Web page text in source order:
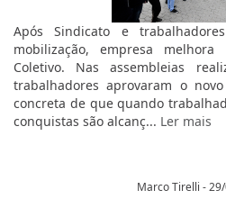
Após Sindicato e
mobilização, empresa
Coletivo. Nas assembleias
trabalhadores aprovaram o
concreta de que quando
conquistas são alcanç... Ler mais
Marco Tirelli -